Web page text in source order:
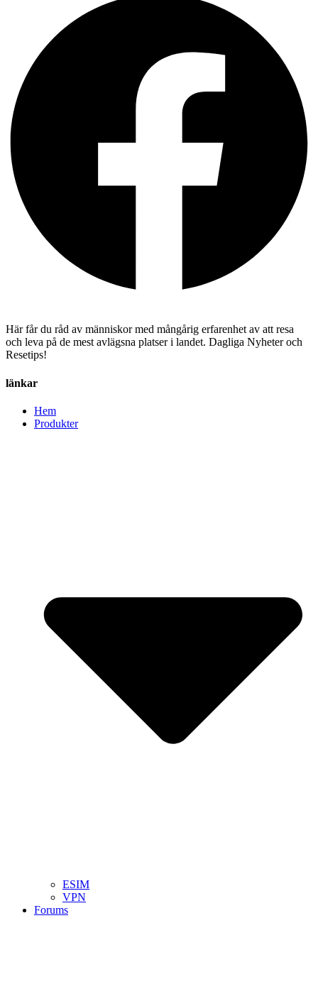
Här får du råd av människor med mångårig erfarenhet av att resa
och leva på de mest avlägsna platser i landet. Dagliga Nyheter och
Resetips!
länkar
Hem
Produkter
ESIM
VPN
Forums